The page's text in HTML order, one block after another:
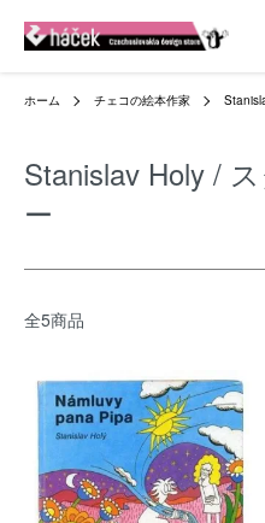
ホーム チェコの絵本作家
Stanislav Holy /
ー
全5商品